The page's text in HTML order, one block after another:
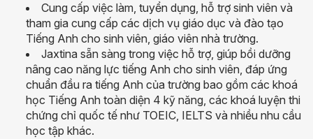
Cung cấp việc làm, tuyển dụng, hỗ trợ sinh viên và
tham gia cung cấp các dịch vụ giáo dục và đào tạo
Tiếng Anh cho sinh viên, giáo viên nhà trường.
Jaxtina sẵn sàng trong việc hỗ trợ, giúp bồi dưỡng
nâng cao năng lực tiếng Anh cho sinh viên, đáp ứng
chuẩn đầu ra tiếng Anh của trường bao gồm các khoá
học Tiếng Anh toàn diện 4 kỹ năng, các khoá luyện thi
chứng chỉ quốc tế như TOEIC, IELTS và nhiều nhu cầu
học tập khác.